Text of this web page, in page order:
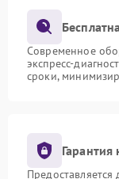
Современное
экспресс-
сроки,
Гарантия